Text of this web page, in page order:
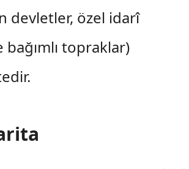
devletler, özel idarî
topraklar)